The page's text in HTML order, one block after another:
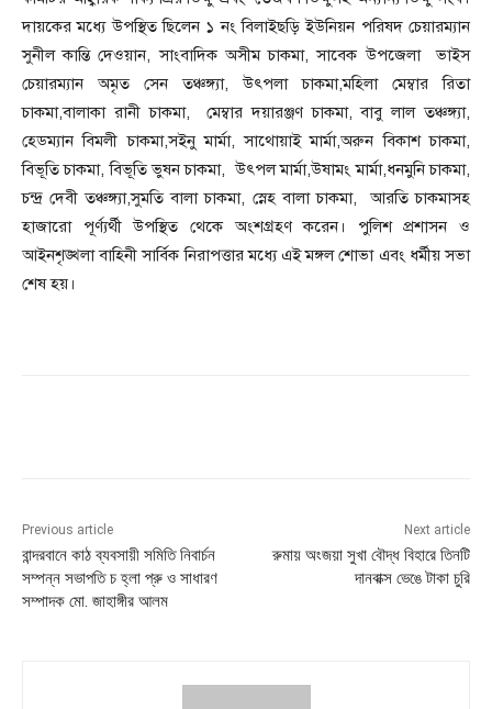
দায়কের মধ্যে উপস্থিত ছিলেন ১ নং বিলাইছড়ি ইউনিয়ন পরিষদ চেয়ারম্যান
সুনীল কান্তি দেওয়ান, সাংবাদিক অসীম চাকমা, সাবেক উপজেলা ভাইস
চেয়ারম্যান অমৃত সেন তঞ্চঙ্গ্যা, উৎপলা চাকমা,মহিলা মেম্বার রিতা
চাকমা,বালাকা রানী চাকমা, মেম্বার দয়ারঞ্জণ চাকমা, বাবু লাল তঞ্চঙ্গ্যা,
হেডম্যান বিমলী চাকমা,সইনু মার্মা, সাথোয়াই মার্মা,অরুন বিকাশ চাকমা,
বিভূতি চাকমা, বিভূতি ভুষন চাকমা, উৎপল মার্মা,উষামং মার্মা,ধনমুনি চাকমা,
চন্দ্র দেবী তঞ্চঙ্গ্যা,সুমতি বালা চাকমা, স্নেহ বালা চাকমা, আরতি চাকমাসহ
হাজারো পূর্ণ্যর্থী উপস্থিত থেকে অংশগ্রহণ করেন। পুলিশ প্রশাসন ও
আইনশৃঙ্খলা বাহিনী সার্বিক নিরাপত্তার মধ্যে এই মঙ্গল শোভা এবং ধর্মীয় সভা
শেষ হয়।
Previous article
বান্দরবানে কাঠ ব্যবসায়ী সমিতি নিবার্চন
সম্পন্ন সভাপতি চ হ্লা প্রু ও সাধারণ
সম্পাদক মো. জাহাঙ্গীর আলম
Next article
রুমায় অংজয়া সুখা বৌদ্ধ বিহারে তিনটি
দানবাক্স ভেঙে টাকা চুরি